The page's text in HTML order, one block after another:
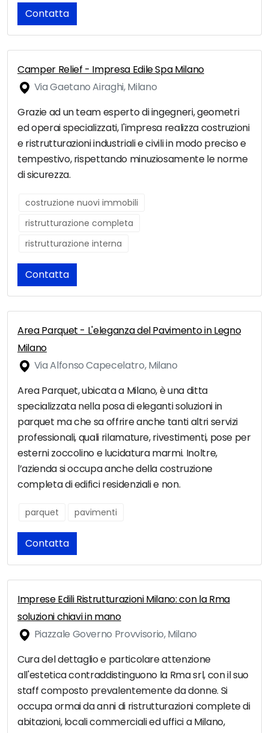
Contatta
Camper Relief - Impresa Edile Spa Milano
Via Gaetano Airaghi, Milano
Grazie ad un team esperto di ingegneri, geometri
ed operai specializzati, l'impresa realizza costruzioni
e ristrutturazioni industriali e civili in modo preciso e
tempestivo, rispettando minuziosamente le norme
di sicurezza.
costruzione nuovi immobili
ristrutturazione completa
ristrutturazione interna
Contatta
Area Parquet - L'eleganza del Pavimento in Legno
Milano
Via Alfonso Capecelatro, Milano
Area Parquet, ubicata a Milano, è una ditta
specializzata nella posa di eleganti soluzioni in
parquet ma che sa offrire anche tanti altri servizi
professionali, quali rilamature, rivestimenti, pose per
esterni zoccolino e lucidatura marmi. Inoltre,
l’azienda si occupa anche della costruzione
completa di edifici residenziali e non.
parquet pavimenti
Contatta
Imprese Edili Ristrutturazioni Milano: con la Rma
soluzioni chiavi in mano
Piazzale Governo Provvisorio, Milano
Cura del dettaglio e particolare attenzione
all'estetica contraddistinguono la Rma srl, con il suo
staff composto prevalentemente da donne. Si
occupa ormai da anni di ristrutturazioni complete di
abitazioni, locali commerciali ed uffici a Milano,